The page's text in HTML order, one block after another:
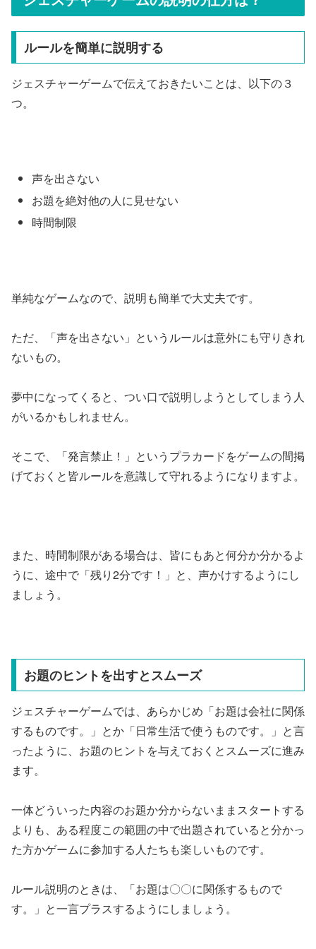
ルールを簡単に説明する
ジェスチャーゲームで伝えておきたいことは、以下の３
つ。
声を出さない
お題を絶対他の人に見せない
時間制限
単純なゲームなので、説明も簡単で大丈夫です。
ただ、「声を出さない」というルールは意外にも守りきれ
ないもの。
夢中になってくると、つい口で説明しようとしてしまう人
がいるかもしれません。
そこで、「発言禁止！」というプラカードをゲームの間掲
げておくと皆ルールを意識して守れるようになりますよ。
また、時間制限がある場合は、皆にもあと何分か分かるよ
うに、途中で「残り2分です！」と、声かけするようにし
ましょう。
お題のヒントを出すとスムーズ
ジェスチャーゲームでは、あらかじめ「お題は会社に関係
するものです。」とか「日常生活で使うものです。」と言
ったように、お題のヒントを与えておくとスムーズに進み
ます。
一体どういった内容のお題か分からないままスタートする
よりも、ある程度この範囲の中で出題されていると分かっ
た方かゲームに参加する人たちも楽しいものです。
ルール説明のときは、「お題は〇〇に関係するもので
す。」と一言プラスするようにしましょう。